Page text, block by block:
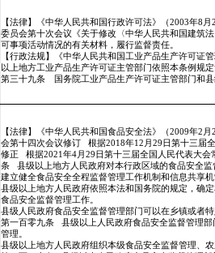
【法律】《中华人民共和国行政许可法》（2003年8
委员会第十次会议《关于修改〈中华人民共和国建筑
可事项活动情况的有关材料，履行监督责任。
【行政法规】《中华人民共和国工业产品生产许可
以上地方工业产品生产许可证主管部门依照本条例规
第三十九条 国务院工业产品生产许可证主管部门和
【法律】《中华人民共和国食品安全法》（2009年2
会第十四次会议修订
根据2018年12月29日第十三届
修正
根据2021年4月29日第十三届全国人民代表大
条
县级以上地方人民政府对本行政区域的食品安全监
建立健全食品安全全程监督管理工作机制和信息共享
县级以上地方人民政府依照本法和国务院的规定，确
食品安全监督管理工作。
县级人民政府食品安全监督管理部门可以在乡镇或者
第一百零九条
县级以上人民政府食品安全监督管理
管理。
县级以上地方人民政府组织本级食品安全监督管理、